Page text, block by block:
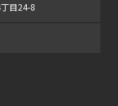
目24-8